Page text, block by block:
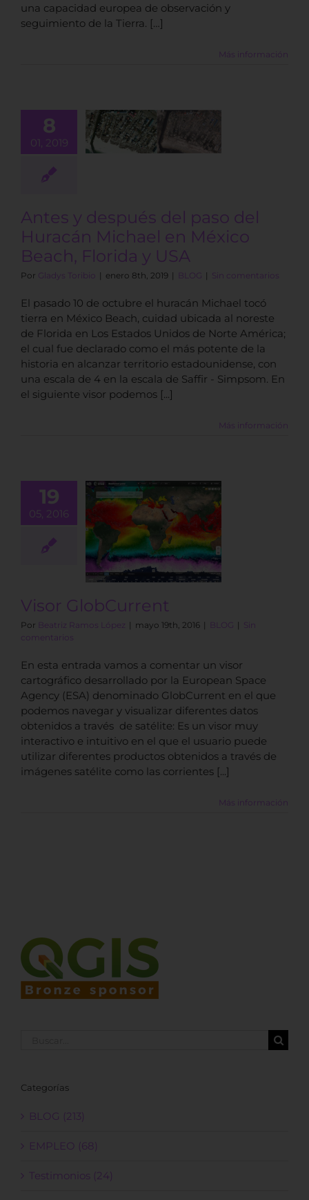
una capacidad europea de observación y
seguimiento de la Tierra. […]
Más información
8
01, 2019
paso del
Michael
Beach,
y USA
Antes y después del paso del
Huracán Michael en México
Beach, Florida y USA
Por Gladys Toribio | enero 8th, 2019 | BLOG | Sin comentarios
El pasado 10 de octubre el huracán Michael tocó
tierra en México Beach, cuidad ubicada al noreste
de Florida en Los Estados Unidos de Norte América;
el cual fue declarado como el más potente de la
historia en alcanzar territorio estadounidense, con
una escala de 4 en la escala de Saffir - Simpsom. En
el siguiente visor podemos [...]
Más información
19
05, 2016
Visor GlobCurrent
Por Beatriz Ramos López | mayo 19th, 2016 | BLOG | Sin
comentarios
En esta entrada vamos a comentar un visor
cartográfico desarrollado por la European Space
Agency (ESA) denominado GlobCurrent en el que
podemos navegar y visualizar diferentes datos
obtenidos a través de satélite: Es un visor muy
interactivo e intuitivo en el que el usuario puede
utilizar diferentes productos obtenidos a través de
imágenes satélite como las corrientes [...]
Más información
Categorías
BLOG (213)
EMPLEO (68)
Testimonios (24)